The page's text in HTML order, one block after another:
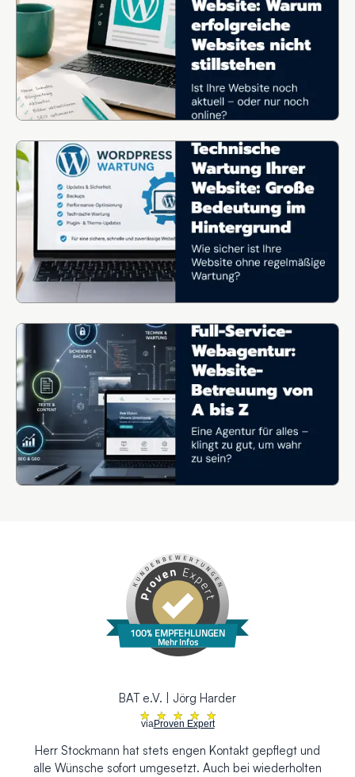
100% EMPFEHLUNGEN
Mehr Infos
BAT e.V. | Jörg Harder
★ ★ ★ ★ ★
viaProven Expert
Herr Stockmann hat stets engen Kontakt gepflegt und
alle Wünsche sofort umgesetzt. Auch bei wiederholten